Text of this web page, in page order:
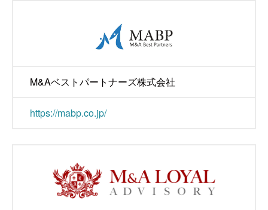
M&Aベストパートナーズ株式会社
https://mabp.co.jp/